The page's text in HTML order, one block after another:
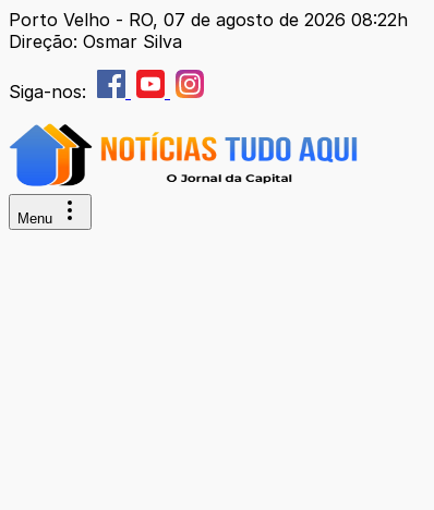
Porto Velho - RO, 07 de agosto de 2026 08:22h
Direção: Osmar Silva
Siga-nos:
Menu